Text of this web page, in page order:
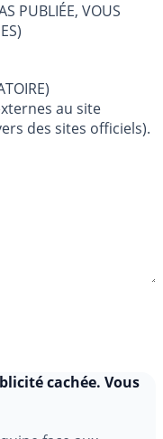
PUBLIÉE, VOUS
(OBLIGATOIRE)
au site
des sites officiels).
cachée. Vous